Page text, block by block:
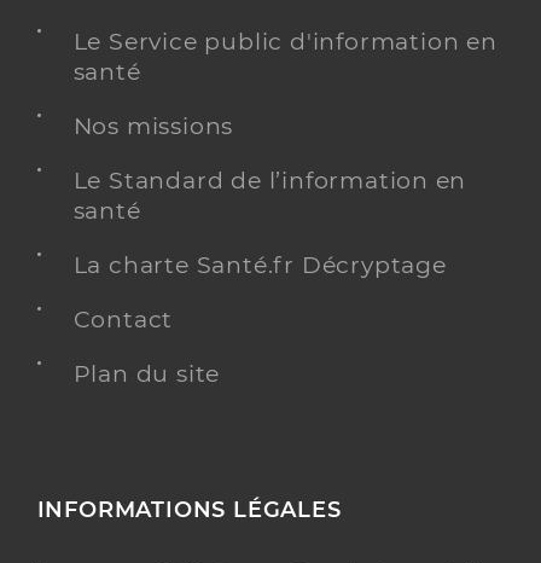
Le Service public d'information en
santé
Nos missions
Le Standard de l’information en
santé
La charte Santé.fr Décryptage
Contact
Plan du site
INFORMATIONS LÉGALES